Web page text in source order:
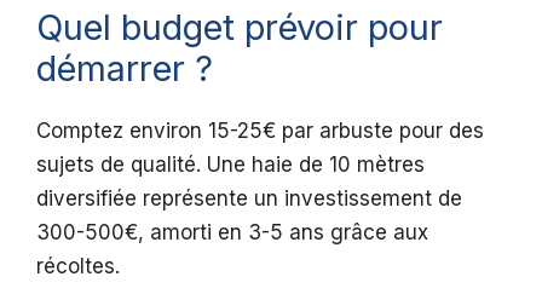
Quel budget prévoir pour
démarrer ?
Comptez environ 15-25€ par arbuste pour des
sujets de qualité. Une haie de 10 mètres
diversifiée représente un investissement de
300-500€, amorti en 3-5 ans grâce aux
récoltes.